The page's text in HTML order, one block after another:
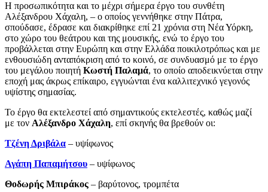
Η προσωπικότητα και το μέχρι σήμερα έργο του συνθέτη
Αλέξανδρου Χάχαλη, – ο οποίος γεννήθηκε στην Πάτρα,
σπούδασε, έδρασε και διακρίθηκε επί 21 χρόνια στη Νέα Υόρκη,
στο χώρο του θεάτρου και της μουσικής, ενώ το έργο του
προβάλλεται στην Ευρώπη και στην Ελλάδα ποικιλοτρόπως και με
ενθουσιώδη ανταπόκριση από το κοινό, σε συνδυασμό με το έργο
του μεγάλου ποιητή Κωστή Παλαμά, το οποίο αποδεικνύεται στην
εποχή μας άκρως επίκαιρο, εγγυώνται ένα καλλιτεχνικό γεγονός
υψίστης σημασίας.
Το έργο θα εκτελεστεί από σημαντικούς εκτελεστές, καθώς μαζί
με τον Αλέξανδρο Χάχαλη, επί σκηνής θα βρεθούν οι:
Τζένη Δριβάλα – υψίφωνος
Αγάπη Παπαμήτσου – υψίφωνος
Θοδωρής Μπιράκος – βαρύτονος, τρομπέτα